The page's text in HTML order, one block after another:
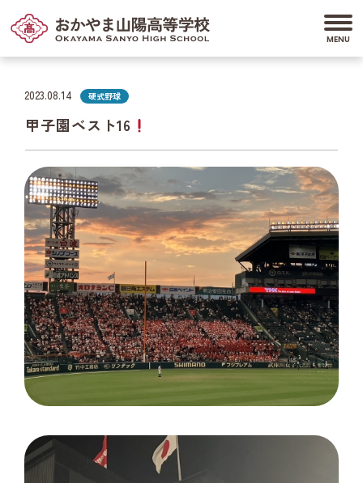
2023.08.14 硬式野球
甲子園ベスト16